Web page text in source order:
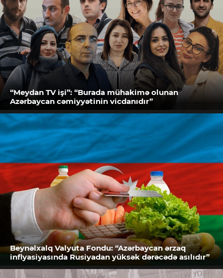
“Meydan TV işi”: “Burada mühakimə olunan
Azərbaycan cəmiyyətinin vicdanıdır”
Beynəlxalq Valyuta Fondu: “Azərbaycan ərzaq
inflyasiyasında Rusiyadan yüksək dərəcədə asılıdır”